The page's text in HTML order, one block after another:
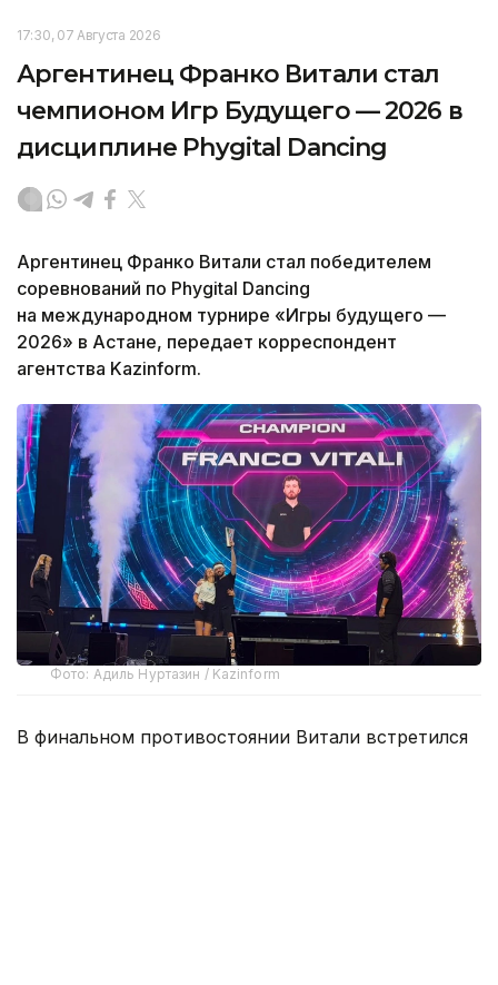
17:30, 07 Августа 2026
Аргентинец Франко Витали стал
чемпионом Игр Будущего — 2026 в
дисциплине Phygital Dancing
Аргентинец Франко Витали стал победителем
соревнований по Phygital Dancing
на международном турнире «Игры будущего —
2026» в Астане, передает корреспондент
агентства Kazinform.
Фото: Адиль Нуртазин / Kazinform
В финальном противостоянии Витали встретился